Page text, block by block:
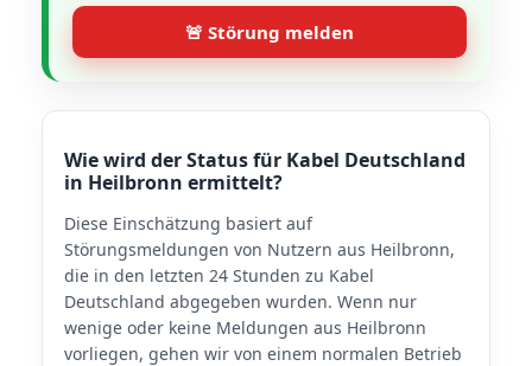
🚨 Störung melden
Wie wird der Status für Kabel Deutschland
in Heilbronn ermittelt?
Diese Einschätzung basiert auf
Störungsmeldungen von Nutzern aus Heilbronn,
die in den letzten 24 Stunden zu Kabel
Deutschland abgegeben wurden. Wenn nur
wenige oder keine Meldungen aus Heilbronn
vorliegen, gehen wir von einem normalen Betrieb